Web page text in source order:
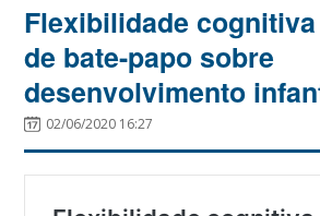
Flexibilidade
de bate-papo sobre
desenvolvimento
02/06/2020 16:27